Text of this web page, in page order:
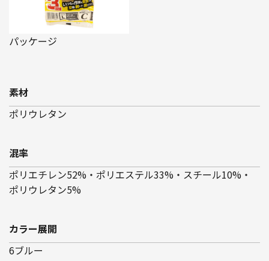
パッケージ
素材
ポリウレタン
混率
ポリエチレン52%・ポリエステル33%・スチール10%・
ポリウレタン5%
カラー展開
6ブルー